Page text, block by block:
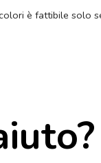
è fattibile solo